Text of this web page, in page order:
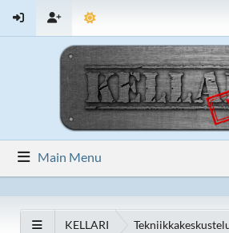
Main Menu
KELLARI